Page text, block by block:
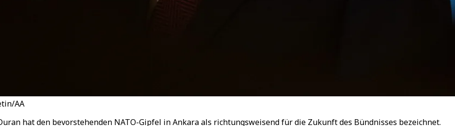
AA
hat den bevorstehenden NATO-Gipfel in Ankara als richtungsweisend für die Zukunft des Bündnisses bezeichnet.